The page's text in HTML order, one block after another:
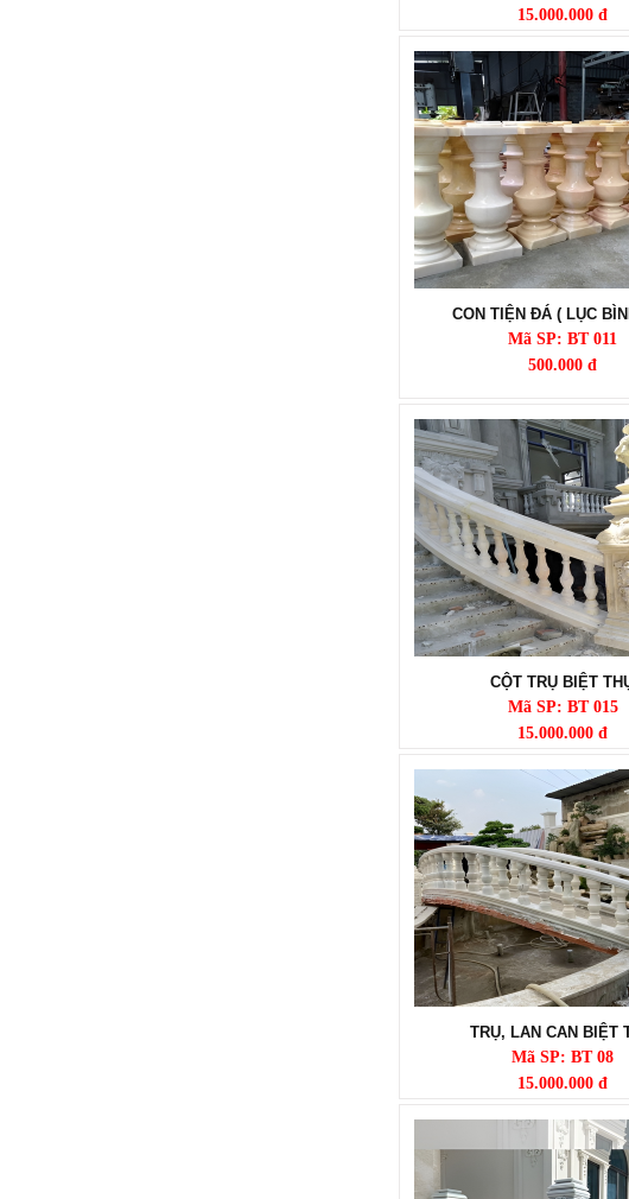
15.000.000 đ
CON TIỆN ĐÁ ( LỤC
Mã SP: BT 011
500.000 đ
CỘT TRỤ BIỆT
Mã SP: BT 015
15.000.000 đ
TRỤ, LAN CAN BIỆT
Mã SP: BT 08
15.000.000 đ